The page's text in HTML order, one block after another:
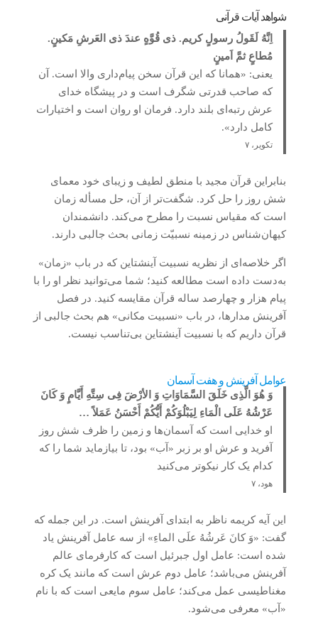
شواهد آیات قرآنی
اِنَّهُ لَقَولُ رسولٍ کریم. ذی قُوَّهٍ عندَ ذی العَرشِ مَکینٍ.
مُطاعٍ ثمَّ اَمینٍ
یعنی: «همانا که این قرآن سخن پیام‌داری والا است. آن
که صاحب قدرتی شگرف است و در پیشگاه خدای
عرش رتبه‌ای بلند دارد. فرمان او روان است و اختیارات
کامل دارد».
تکویر، ۷
بنابراین قرآن مجید با منطق لطیف و زیبای خود معمای
شش روز را حل کرد. شگفت‌تر از آن، حل مسأله زمان
است که مقیاس نسبت را مطرح می‌کند. دانشمندان
کیهان‌شناس در زمینه نسبیّت زمانی بحث جالبی دارند.
اگر خلاصه‌ای از نظریه نسبیت آینشتاین که در باب «زمان»
به‌دست داده است مطالعه کنید؛ شما می‌توانید نظر او را با
پیام هزار و چهارصد ساله قرآن مقایسه کنید. در فصل
آفرینش مدارها، در باب «نسبیت مکانی» هم بحث جالبی از
قرآن داریم که با نسبیت آینشتاین بی‌تناسب نیست.
عوامل آفرینش و هفت آسمان
وَ هُوَ الَّذِی خَلَقَ السَّمَاوَاتِ وَ الأرْضَ فِی سِتَّهِ أَیَّامٍ وَ کَانَ
عَرْشُهُ عَلَى الْمَاءِ لِیَبْلُوَکُمْ أَیُّکُمْ أَحْسَنُ عَمَلاً …
او خدایی است که آسمان‌ها و زمین را ظرف شش روز
آفرید و عرش او بر زبر «آب» بود، تا بیازماید شما را که
کدام یک کار نیکوتر می‌کنید
هود، ۷
این آیه کریمه ناظر به ابتدای آفرینش است. در این جمله که
گفت: «وَ کانَ عَرشُهُ علَی الماءِ» از سه عامل آفرینش یاد
شده است: عامل اول جبرئیل است که کارفرمای عالم
آفرینش می‌باشد؛ عامل دوم عرش است که مانند یک کره
مغناطیسی عمل می‌کند؛ عامل سوم مایعی است که با نام
«آب» معرفی می‌شود.